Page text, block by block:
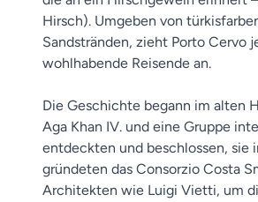
Hirsch). Umgeben von
Sandstränden, zieht Porto Cervo
wohlhabende Reisende an.
Die Geschichte begann im alten
Aga Khan IV. und eine Gruppe
entdeckten und beschlossen, sie
gründeten das Consorzio Costa
Architekten wie Luigi Vietti, um